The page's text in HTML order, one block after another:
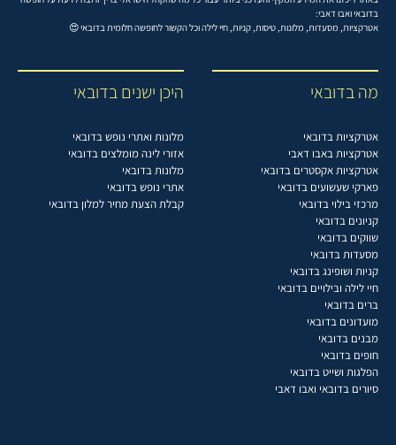
בדובאי ואבו דאבי:
אטרקציות, מסעדות, מלונות, טיסות, קניות, חיי לילה וכל הקשור לחופשה חלומית בדובאי 😍
מה בדובאי
אטרקציות בדובאי
אטרקציות באבו דאבי
אטרקציות אקסטרים בדובאי
פארקי שעשועים בדובאי
מרכזי בילוי בדובאי
קניונים בדובאי
שווקים בדובאי
מסעדות בדובאי
קניות ושופינג בדובאי
חיי לילה ובילויים בדובאי
ברים בדובאי
מועדונים בדובאי
מבנים בדובאי
חופים בדובאי
הפלגות ושייט בדובאי
סיורים בדובאי ואבו דאבי
היכן ישנים בדובאי
מלונות ואתרי נופש בדובאי
אזורי לינה מומלצים בדובאי
מלונות בדובאי
אתרי נופש בדובאי
קבלת הצעת מחיר למלון בדובאי